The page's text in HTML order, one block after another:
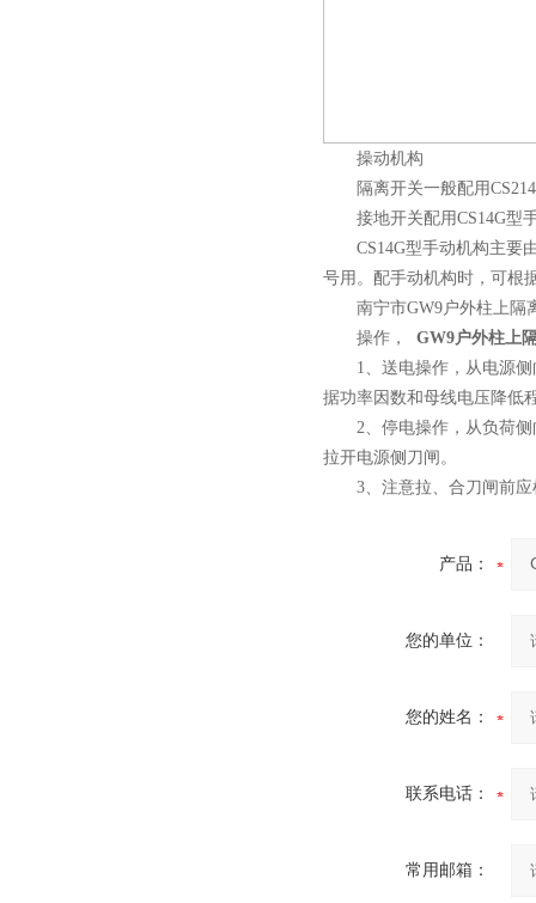
操动机构
隔离开关一般配用
接地开关配用CS14G型手
CS14G型手动机构主要由
号用。配手动机构时，可根
南宁市GW9户外柱上隔
操作， GW9户外柱上
1、送电操作，从电源侧
据功率因数和母线电压降低
2、停电操作，从负荷侧
拉开电源侧刀闸。
3、注意拉、合刀闸前应
产品：
您的单位：
您的姓名：
联系电话：
常用邮箱：